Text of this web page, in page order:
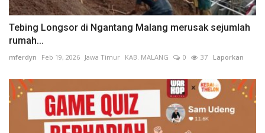
Tebing Longsor di Ngantang Malang merusak sejumlah
rumah...
mferdyn Feb 19, 2026 Jawa Timur KAB. MALANG 0 37 Laporkan